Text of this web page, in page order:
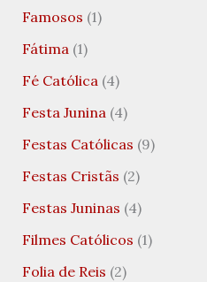
Famosos (1)
Fátima(1)
Fé Católica(4)
Festa Junina(4)
Festas Católicas (9)
Festas Cristãs (2)
Festas Juninas (4)
Filmes Católicos (1)
Folia de Reis (2)